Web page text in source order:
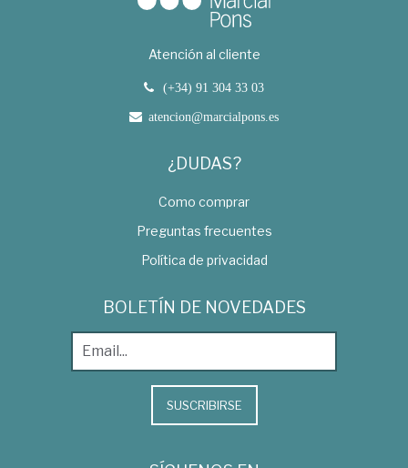
Atención al cliente
(+34) 91 304 33 03
atencion@marcialpons.es
¿DUDAS?
Como comprar
Preguntas frecuentes
Política de privacidad
BOLETÍN DE NOVEDADES
SUSCRIBIRSE